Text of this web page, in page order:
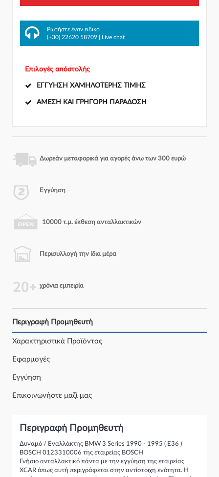
Ρωτήστε έναν ειδικό
(+30) 22620 58709
Live chat
Επιλογές απόστολής
ΕΓΓΎΗΣΗ ΧΑΜΗΛΌΤΕΡΗΣ ΤΙΜΉΣ
ΆΜΕΣΗ ΚΑΙ ΓΡΉΓΟΡΗ ΠΑΡΆΔΟΣΗ
Δωρεάν μεταφορικά για αγορές άνω των 300 ευρώ
Εγγύηση
10000 τ.μ. έκθεση ανταλλακτικών
Περισυλλογή την ίδια μέρα
χρόνια εμπειρία
Περιγραφή Προμηθευτή
Χαρακτηριστικά Προϊόντος
Εφαρμογές
Εγγύηση
Επικοινωνήστε μαζί μας
Περιγραφή Προμηθευτή
Δυναμό / Εναλλάκτης BMW 3 Series 1990 - 1995 ( E36 )
BOSCH 0123310006 της εταιρείας BOSCH
Γνήσιο ανταλλακτικό πάντα με την εγγύηση της εταιρείας
XCAR όπως αυτή περιγράφεται στην αντίστοιχη ενότητα. Η